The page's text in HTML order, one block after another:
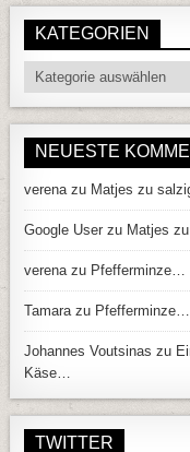
KATEGORIEN
Kategorien
NEUESTE
verenazu Matjes zu
Google User zu Matjes
verenazu Pfefferminze…
Tamarazu Pfefferminze…
Johannes Voutsinas zu
Käse…
TWITTER